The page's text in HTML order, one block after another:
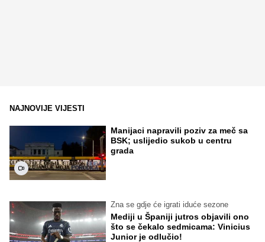
NAJNOVIJE VIJESTI
Manijaci napravili poziv za meč sa
BSK; uslijedio sukob u centru
grada
Zna se gdje će igrati iduće sezone
Mediji u Španiji jutros objavili ono
što se čekalo sedmicama: Vinicius
Junior je odlučio!